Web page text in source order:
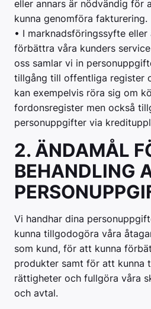
eller annars är nödvändig för
kunna genomföra fakturering.
• I marknadsföringssyfte
förbättra våra kunders
oss samlar vi in
tillgång till offentliga register
kan exempelvis röra sig om
fordonsregister men också
personuppgifter via
2. ÄNDAMÅL
BEHANDLING
Vi handhar dina
kunna tillgodogöra våra
som kund, för att kunna
produkter samt för att kunna
rättigheter och fullgöra våra
och avtal.